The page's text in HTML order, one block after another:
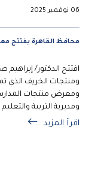
06 نوفمبر 2025
محافظ القاهرة يفتتح
افتتح الدكتور/
ومنتجات الخريف الذي
ومعرض منتجات المدارس
ومديرية التربية والتعليم
اقرأ المزيد